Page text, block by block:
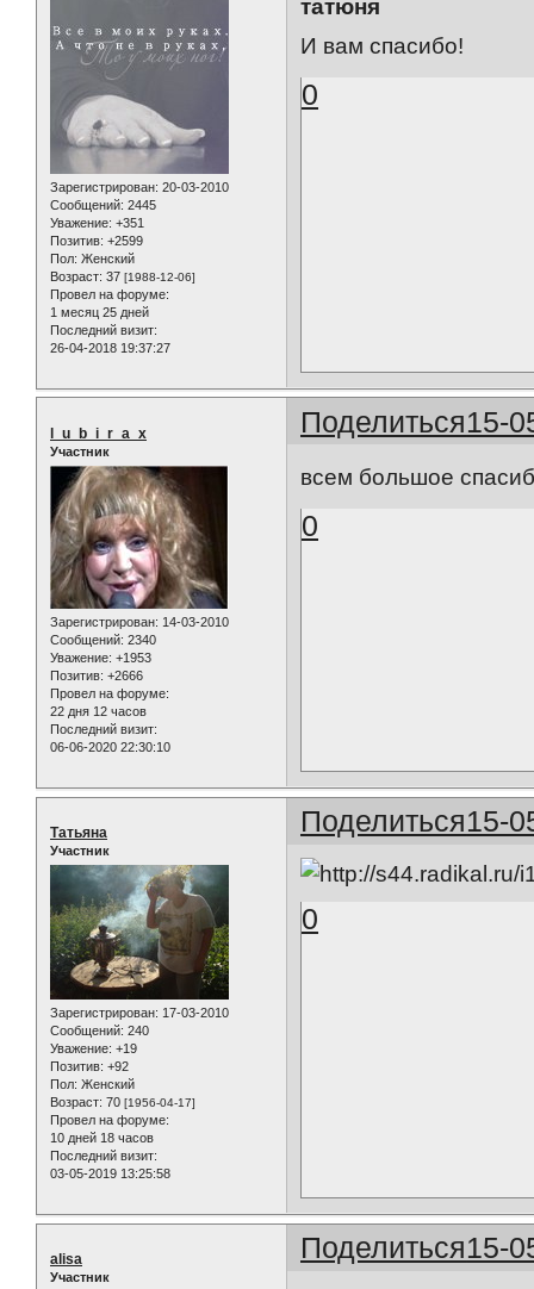
Зарегистрирован: 20-03-2010
Сообщений: 2445
Уважение: +351
Позитив: +2599
Пол: Женский
Возраст: 37 [1988-12-06]
Провел на форуме:
1 месяц 25 дней
Последний визит:
26-04-2018 19:37:27
татюня
И вам спасибо!
0
Поделиться15-
l_u_b_i_r_a_x
Участник
Зарегистрирован: 14-03-2010
Сообщений: 2340
Уважение: +1953
Позитив: +2666
Провел на форуме:
22 дня 12 часов
Последний визит:
06-06-2020 22:30:10
всем большое
0
Поделиться15-
Татьяна
Участник
Зарегистрирован: 17-03-2010
Сообщений: 240
Уважение: +19
Позитив: +92
Пол: Женский
Возраст: 70 [1956-04-17]
Провел на форуме:
10 дней 18 часов
Последний визит:
03-05-2019 13:25:58
0
Поделиться15-
alisa
Участник